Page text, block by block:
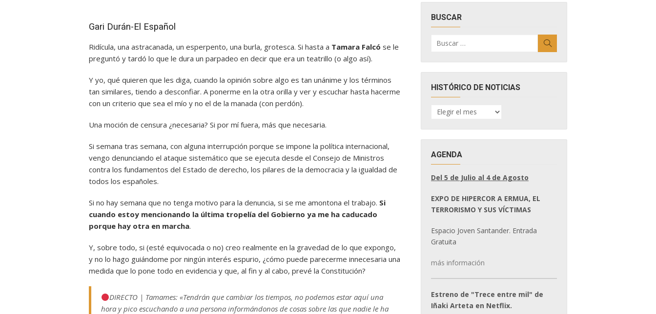
Gari Durán-El Español
Ridícula, una astracanada, un esperpento, una burla, grotesca. Si hasta a Tamara Falcó se le
preguntó y tardó lo que le dura un parpadeo en decir que era un teatrillo (o algo así).
Y yo, qué quieren que les diga, cuando la opinión sobre algo es tan unánime y los términos
tan similares, tiendo a desconfiar. A ponerme en la otra orilla y ver y escuchar hasta hacerme
con un criterio que sea el mío y no el de la manada (con perdón).
Una moción de censura ¿necesaria? Si por mí fuera, más que necesaria.
Si semana tras semana, con alguna interrupción porque se impone la política internacional,
vengo denunciando el ataque sistemático que se ejecuta desde el Consejo de Ministros
contra los fundamentos del Estado de derecho, los pilares de la democracia y la igualdad de
todos los españoles.
Si no hay semana que no tenga motivo para la denuncia, si se me amontona el trabajo. Si
cuando estoy mencionando la última tropelía del Gobierno ya me ha caducado
porque hay otra en marcha.
Y, sobre todo, si (esté equivocada o no) creo realmente en la gravedad de lo que expongo,
y no lo hago guiándome por ningún interés espurio, ¿cómo puede parecerme innecesaria una
medida que lo pone todo en evidencia y que, al fin y al cabo, prevé la Constitución?
DIRECTO | Tamames: «Tendrán que cambiar los tiempos, no podemos estar aquí una
hora y pico escuchando a una persona informándonos de cosas sobre las que nadie le ha
BUSCAR
por:
HISTÓRICO DE NOTICIAS
HISTÓRICO
DE
AGENDA
Del 5 de Julio al 4 de Agosto
EXPO DE HIPERCOR A ERMUA, EL
TERRORISMO Y SUS VÍCTIMAS
Espacio Joven Santander. Entrada
Gratuita
más información
Estreno de "Trece entre mil" de
Iñaki Arteta en Netflix.